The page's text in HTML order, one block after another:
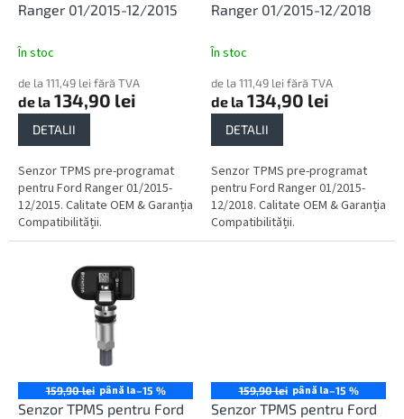
e
Ranger 01/2015-12/2015
În stoc
de la 111,49 lei fără TVA
de la 134,90 lei
DETALII
Senzor TPMS pre-programat
pentru Ford Ranger 01/2015-
12/2015. Calitate OEM & Garanția
Compatibilității.
Ranger 01/2015-12/2018
În stoc
de la 111,49 lei fără TVA
de la 134,90 lei
DETALII
Senzor TPMS pre-programat
pentru Ford Ranger 01/2015-
12/2018. Calitate OEM & Garanția
Compatibilității.
159,90 lei până la–15 %
Senzor TPMS pentru Ford
159,90 lei până la–15 %
Senzor TPMS pentru Ford